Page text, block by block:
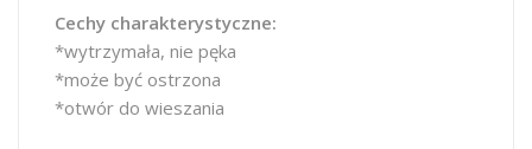
Cechy charakterystyczne:
*wytrzymała, nie pęka
*może być ostrzona
*otwór do wieszania